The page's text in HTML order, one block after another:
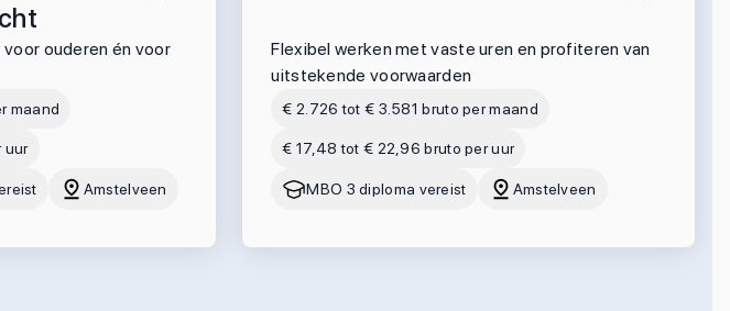
ouderen én voor
maand
uur
Amstelveen
Flexibel werken met vaste uren en profiteren van
uitstekende voorwaarden
€ 2.726 tot € 3.581 bruto per maand
€ 17,48 tot € 22,96 bruto per uur
MBO 3 diploma vereist Amstelveen